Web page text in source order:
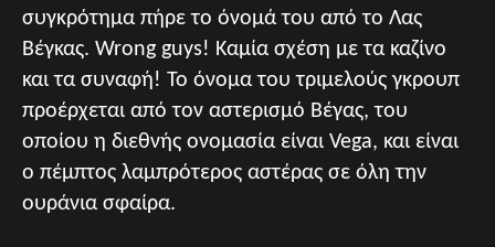
συγκρότημα πήρε το όνομά του από το Λας
Βέγκας. Wrong guys! Καμία σχέση με τα καζίνο
και τα συναφή! Το όνομα του τριμελούς γκρουπ
προέρχεται από τον αστερισμό Βέγας, του
οποίου η διεθνής ονομασία είναι Vega, και είναι
ο πέμπτος λαμπρότερος αστέρας σε όλη την
ουράνια σφαίρα.